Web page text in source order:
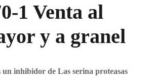
1 Venta al
y a granel
inhibidor de Las serina proteasas